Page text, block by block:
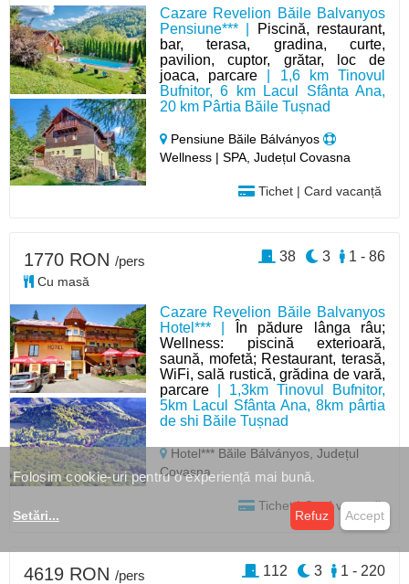
Cazare Revelion Băile Balvanyos
Pensiune*** |
Piscină, restaurant,
bar, terasa, gradina, curte,
pavilion, cuptor, grătar, loc de
joaca, parcare | 1,6 km Tinovul
Bufnitor, 6 km Lacul Sfânta Ana,
20 km Pârtia Băile Tușnad
Pensiune Băile Bálványos
Wellness | SPA, Județul Covasna
Tichet | Card vacanță
Cazare Revelion Băile Balvanyos
Hotel*** |
În pădure lânga râu;
Wellness: piscină exterioară,
saună, mofetă; Restaurant, terasă,
WiFi, sală rustică, grădina de vară,
parcare | 1,3km Tinovul Bufnitor,
5km Lacul Sfânta Ana, 8km pârtia
de shi Băile Tușnad
Hotel*** Băile Bálványos,Județul
Covasna
Tichet | Card vacanță
1770 RON /pers
Cu masă
1 - 86
3
38
4619 RON /pers 1 - 220
3
112
Folosim cookie-uri pentru o experiență mai bună.
Setări... Refuz Accept